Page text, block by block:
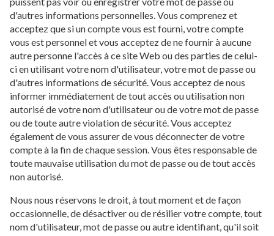
d'autres informations personnelles. Vous comprenez et
acceptez que si un compte vous est fourni, votre compte
vous est personnel et vous acceptez de ne fournir à aucune
autre personne l'accès à ce site Web ou des parties de celui-
ci en utilisant votre nom d'utilisateur, votre mot de passe ou
d'autres informations de sécurité. Vous acceptez de nous
informer immédiatement de tout accès ou utilisation non
autorisé de votre nom d'utilisateur ou de votre mot de passe
ou de toute autre violation de sécurité. Vous acceptez
également de vous assurer de vous déconnecter de votre
compte à la fin de chaque session. Vous êtes responsable de
toute mauvaise utilisation du mot de passe ou de tout accès
non autorisé.
Nous nous réservons le droit, à tout moment et de façon
occasionnelle, de désactiver ou de résilier votre compte, tout
nom d'utilisateur, mot de passe ou autre identifiant, qu'il soit